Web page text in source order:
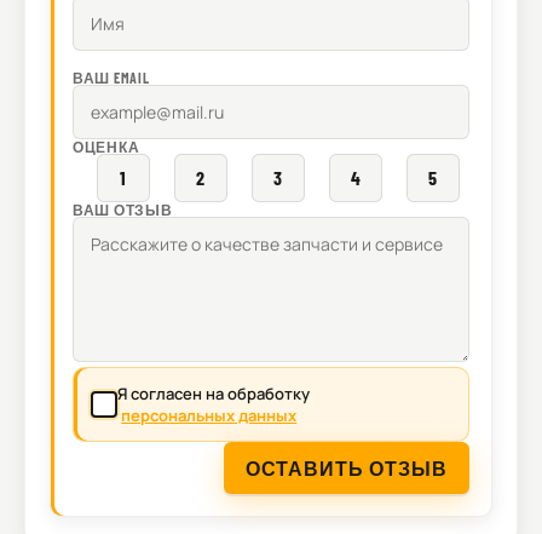
ВАШ EMAIL
ОЦЕНКА
1 2 3 4 5
ВАШ ОТЗЫВ
Я согласен на обработку
персональных данных
ОСТАВИТЬ ОТЗЫВ